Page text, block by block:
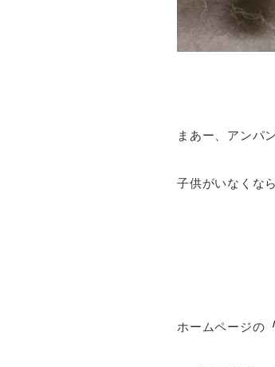
まあー、アンパ
子供がいなくな
ホームページの